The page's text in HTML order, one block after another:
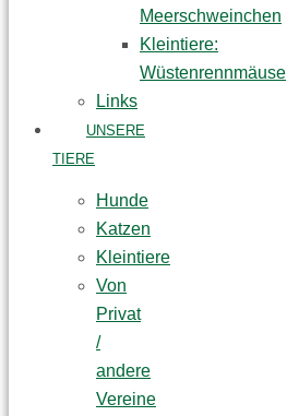
Meerschweinchen
Kleintiere:
Wüstenrennmäuse
Links
UNSERE
TIERE
Hunde
Katzen
Kleintiere
Von
Privat
/
andere
Vereine